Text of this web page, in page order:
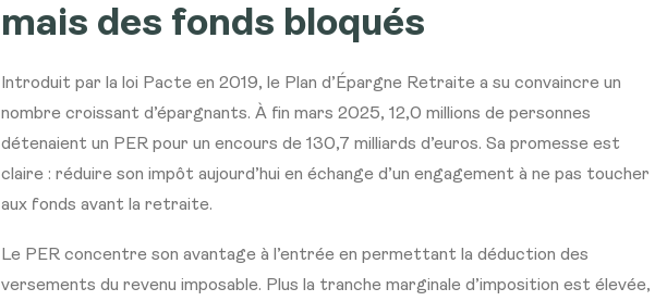
mais des fonds bloqués
Introduit par la loi Pacte en 2019, le Plan d’Épargne Retraite a su convaincre un
nombre croissant d’épargnants. À fin mars 2025, 12,0 millions de personnes
détenaient un PER pour un encours de 130,7 milliards d’euros. Sa promesse est
claire : réduire son impôt aujourd’hui en échange d’un engagement à ne pas toucher
aux fonds avant la retraite.
Le PER concentre son avantage à l’entrée en permettant la déduction des
versements du revenu imposable. Plus la tranche marginale d’imposition est élevée,